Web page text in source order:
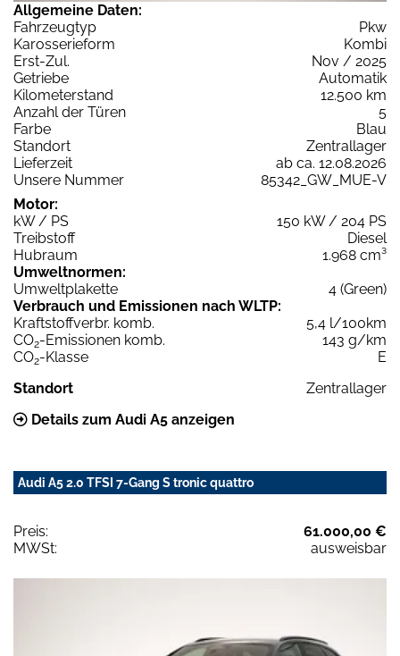
Allgemeine Daten:
Fahrzeugtyp
Pkw
Karosserieform
Kombi
Erst-Zul.
Nov / 2025
Getriebe
Automatik
Kilometerstand
12.500 km
Anzahl der Türen
5
Farbe
Blau
Standort
Zentrallager
Lieferzeit
ab ca. 12.08.2026
Unsere Nummer
85342_GW_MUE-V
Motor:
kW / PS
150 kW / 204 PS
Treibstoff
Diesel
Hubraum
1.968 cm³
Umweltnormen:
Umweltplakette
4 (Green)
Verbrauch und Emissionen nach WLTP:
Kraftstoffverbr. komb.
5,4 l/100km
CO2-Emissionen komb.
143 g/km
CO2-Klasse
E
Standort
Zentrallager
Details zum Audi A5 anzeigen
Audi A5 2.0 TFSI 7-Gang S tronic quattro
Preis:
61.000,00 €
MWSt:
ausweisbar